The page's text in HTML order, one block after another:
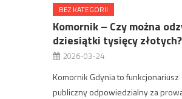
BEZ KATEGORII
Komornik – Czy można
dziesiątki tysięcy złotych?
2026-03-24
Komornik Gdynia to funkcjonariusz
publiczny odpowiedzialny za